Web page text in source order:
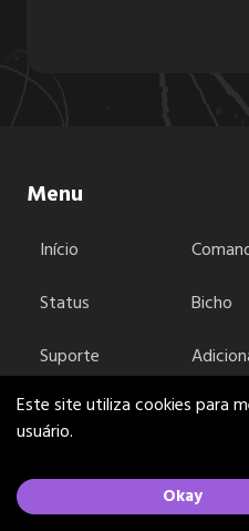
Este site utiliza cookies para
usuário.
Okay
6.2.1
6.2.0
6.1.5
6.1.4
Menu
Início
Status
Bicho
Suporte
MenheraBot foi feita com ❤️